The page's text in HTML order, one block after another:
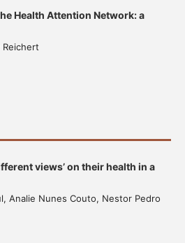
Health Attention Network: a
Reichert
views’ on their health in a
Analie Nunes Couto, Nestor Pedro